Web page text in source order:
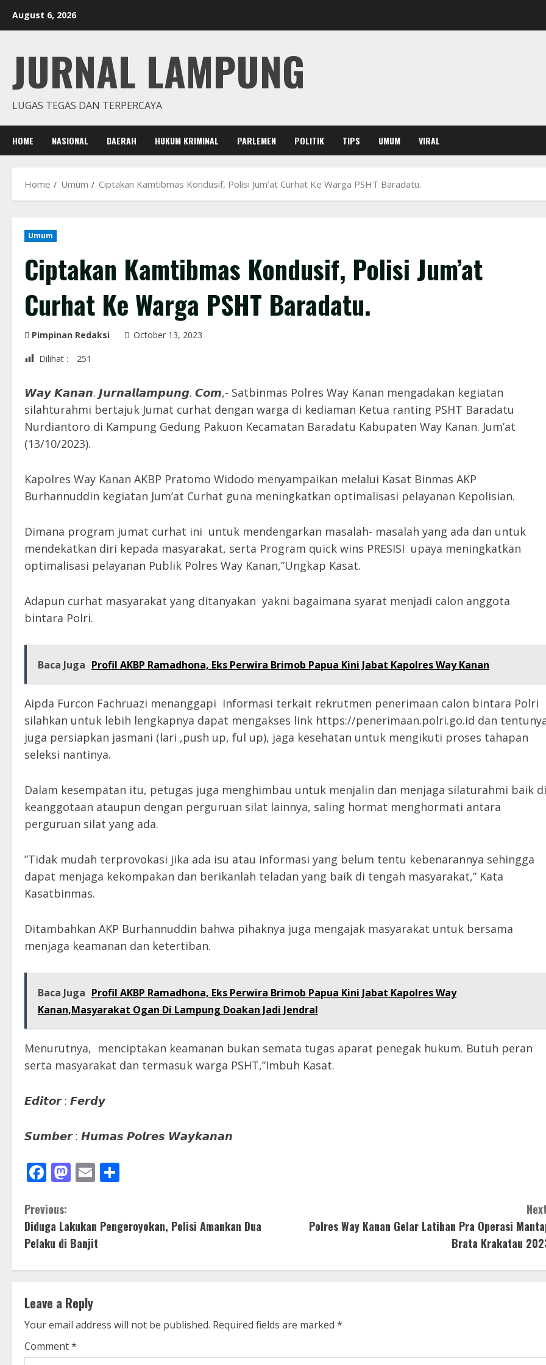
August 6, 2026
JURNAL LAMPUNG
LUGAS TEGAS DAN TERPERCAYA
HOME NASIONAL DAERAH HUKUM KRIMINAL PARLEMEN POLITIK TIPS UMUM VIRAL
Home Umum Ciptakan Kamtibmas Kondusif, Polisi Jum’at Curhat Ke Warga PSHT Baradatu.
Umum
Ciptakan Kamtibmas Kondusif, Polisi Jum’at
Curhat Ke Warga PSHT Baradatu.
Pimpinan Redaksi October 13, 2023
Dilihat : 251
𝙒𝙖𝙮 𝙆𝙖𝙣𝙖𝙣. 𝙅𝙪𝙧𝙣𝙖𝙡𝙡𝙖𝙢𝙥𝙪𝙣𝙜. 𝘾𝙤𝙢,- Satbinmas Polres Way Kanan mengadakan kegiatan
silahturahmi bertajuk Jumat curhat dengan warga di kediaman Ketua ranting PSHT Baradatu
Nurdiantoro di Kampung Gedung Pakuon Kecamatan Baradatu Kabupaten Way Kanan. Jum’at
(13/10/2023).
Kapolres Way Kanan AKBP Pratomo Widodo menyampaikan melalui Kasat Binmas AKP
Burhannuddin kegiatan Jum’at Curhat guna meningkatkan optimalisasi pelayanan Kepolisian.
Dimana program jumat curhat ini untuk mendengarkan masalah- masalah yang ada dan untuk
mendekatkan diri kepada masyarakat, serta Program quick wins PRESISI upaya meningkatkan
optimalisasi pelayanan Publik Polres Way Kanan,”Ungkap Kasat.
Adapun curhat masyarakat yang ditanyakan yakni bagaimana syarat menjadi calon anggota
bintara Polri.
Baca Juga Profil AKBP Ramadhona, Eks Perwira Brimob Papua Kini Jabat Kapolres Way Kanan
Aipda Furcon Fachruazi menanggapi Informasi terkait rekrutmen penerimaan calon bintara Polri
silahkan untuk lebih lengkapnya dapat mengakses link https://penerimaan.polri.go.id dan
juga persiapkan jasmani (lari ,push up, ful up), jaga kesehatan untuk mengikuti proses tahapan
seleksi nantinya.
Dalam kesempatan itu, petugas juga menghimbau untuk menjalin dan menjaga silaturahmi baik di
keanggotaan ataupun dengan perguruan silat lainnya, saling hormat menghormati antara
perguruan silat yang ada.
”Tidak mudah terprovokasi jika ada isu atau informasi yang belum tentu kebenarannya sehingga
dapat menjaga kekompakan dan berikanlah teladan yang baik di tengah masyarakat,” Kata
Kasatbinmas.
Ditambahkan AKP Burhannuddin bahwa pihaknya juga mengajak masyarakat untuk bersama
menjaga keamanan dan ketertiban.
Baca Juga Profil AKBP Ramadhona, Eks Perwira Brimob Papua Kini Jabat Kapolres Way
Kanan,Masyarakat Ogan Di Lampung Doakan Jadi Jendral
Menurutnya, menciptakan keamanan bukan semata tugas aparat penegak hukum. Butuh peran
serta masyarakat dan termasuk warga PSHT,”Imbuh Kasat.
𝙀𝙙𝙞𝙩𝙤𝙧 : 𝙁𝙚𝙧𝙙𝙮
𝙎𝙪𝙢𝙗𝙚𝙧 : 𝙃𝙪𝙢𝙖𝙨 𝙋𝙤𝙡𝙧𝙚𝙨 𝙒𝙖𝙮𝙠𝙖𝙣𝙖𝙣
Facebook
Mastodon
Email
C
o
n
i
n
Previous:
Diduga Lakukan Pengeroyokan, Polisi Amankan Dua
Pelaku di Banjit
Polres Way Kanan Gelar Latihan Pra Operasi
Brata Krakatau
Leave a Reply
Your email address will not be published. Required fields are marked *
Comment*